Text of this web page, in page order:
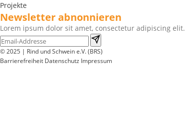
Projekte
Newsletter abnonnieren
Lorem ipsum dolor sit amet, consectetur adipiscing elit.
© 2025 | Rind und Schwein e.V. (BRS)
Barrierefreiheit Datenschutz Impressum